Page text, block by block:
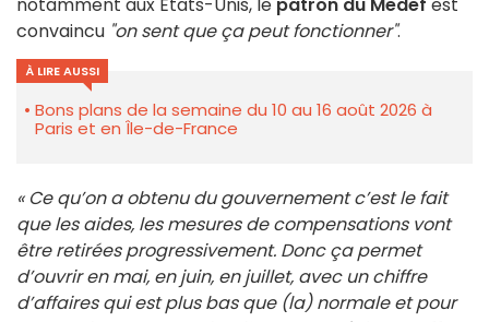
notamment aux Etats-Unis, le patron du Medef est
convaincu "on sent que ça peut fonctionner".
À LIRE AUSSI
Bons plans de la semaine du 10 au 16 août 2026 à
Paris et en Île-de-France
« Ce qu’on a obtenu du gouvernement c’est le fait
que les aides, les mesures de compensations vont
être retirées progressivement. Donc ça permet
d’ouvrir en mai, en juin, en juillet, avec un chiffre
d’affaires qui est plus bas que (la) normale et pour